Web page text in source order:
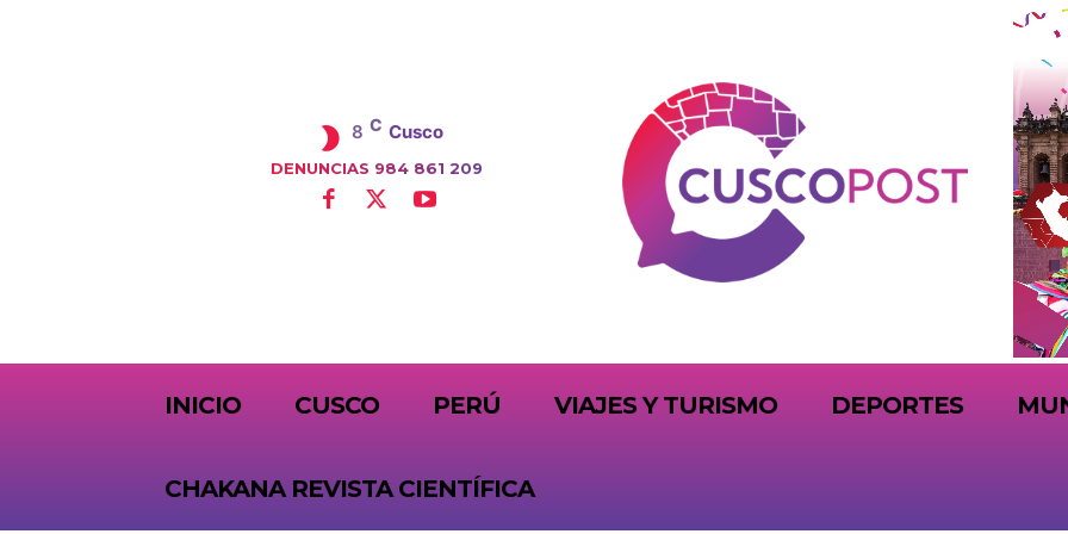
8 C Cusco
DENUNCIAS 984 861 209
INICIO CUSCO PERÚ VIAJES Y TURISMO DEPORTES
CHAKANA REVISTA CIENTÍFICA